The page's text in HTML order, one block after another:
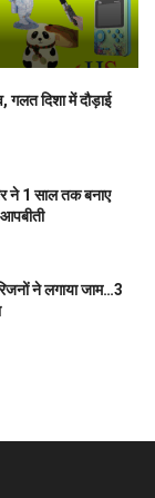
गलत दिशा में दौड़ाई
ने 1 साल तक बनाए
ने लगाया जाम…3